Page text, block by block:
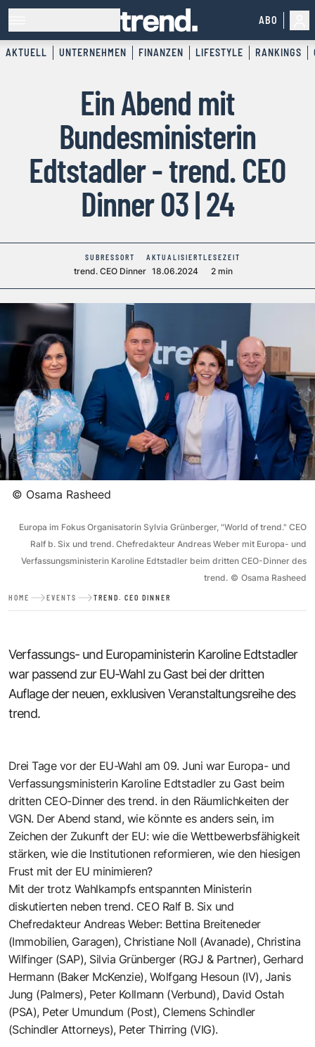
ABO
AKTUELL UNTERNEHMEN FINANZEN LIFESTYLE RANKINGS
Ein Abend mit
Bundesministerin
Edtstadler - trend. CEO
Dinner 03 | 24
SUBRESSORT
trend. CEO Dinner
AKTUALISIERT
18.06.2024
LESEZEIT
2 min
© Osama Rasheed
Europa im Fokus Organisatorin Sylvia Grünberger, "World of trend." CEO
Ralf b. Six und trend. Chefredakteur Andreas Weber mit Europa- und
Verfassungsministerin Karoline Edtstadler beim dritten CEO-Dinner des
trend. © Osama Rasheed
HOME EVENTS TREND. CEO DINNER
Verfassungs- und Europaministerin Karoline Edtstadler
war passend zur EU-Wahl zu Gast bei der dritten
Auflage der neuen, exklusiven Veranstaltungsreihe des
trend.
Drei Tage vor der EU-Wahl am 09. Juni war Europa- und
Verfassungsministerin Karoline Edtstadlerzu Gast beim
dritten CEO-Dinner des trend. in den Räumlichkeiten der
VGN. Der Abend stand, wie könnte es anders sein, im
Zeichen der Zukunft der EU: wie die Wettbewerbsfähigkeit
stärken, wie die Institutionen reformieren, wie den hiesigen
Frust mit der EU minimieren?
Mit der trotz Wahlkampfs entspannten Ministerin
diskutierten neben trend. CEO Ralf B. Six und
Chefredakteur Andreas Weber: Bettina Breiteneder
(Immobilien, Garagen), Christiane Noll (Avanade), Christina
Wilfinger(SAP), Silvia Grünberger (RGJ & Partner), Gerhard
Hermann(Baker McKenzie), Wolfgang Hesoun(IV), Janis
Jung (Palmers), Peter Kollmann (Verbund), David Ostah
(PSA), Peter Umundum (Post), Clemens Schindler
(Schindler Attorneys), Peter Thirring (VIG).